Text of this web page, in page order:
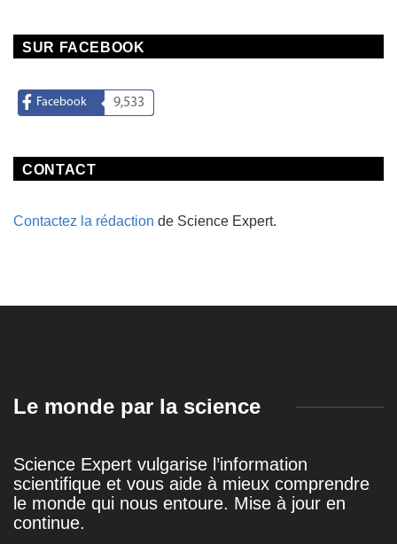
SUR FACEBOOK
Facebook 9,533
CONTACT
Contactez la rédaction de Science Expert.
Le monde par la science
Science Expert vulgarise l’information
scientifique et vous aide à mieux comprendre
le monde qui nous entoure. Mise à jour en
continue.